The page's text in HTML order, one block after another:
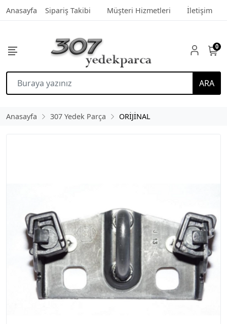
Anasayfa Sipariş Takibi Müşteri Hizmetleri İletişim
ARA
0
Anasayfa 307 Yedek Parça ORİJİNAL